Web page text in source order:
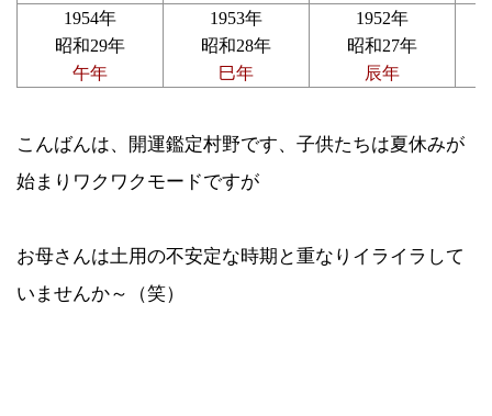
1954年
昭和29年
午年
1953年
昭和28年
巳年
1952年
昭和27年
辰年
こんばんは、開運鑑定村野です、子供たちは夏休みが
始まりワクワクモードですが
お母さんは土用の不安定な時期と重なりイライラして
いませんか～（笑）